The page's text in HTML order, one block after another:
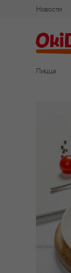
Новости
Пицца